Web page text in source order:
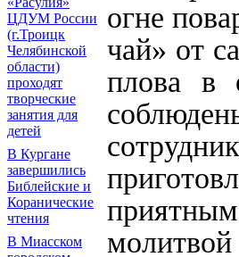
ЦДУМ России
(г.Троицк
Челябинской
области)
проходят
творческие
занятия для
детей
В Кургане
завершились
Библейские и
Коранические
чтения
В Миасском
огне
чай» от
плова в